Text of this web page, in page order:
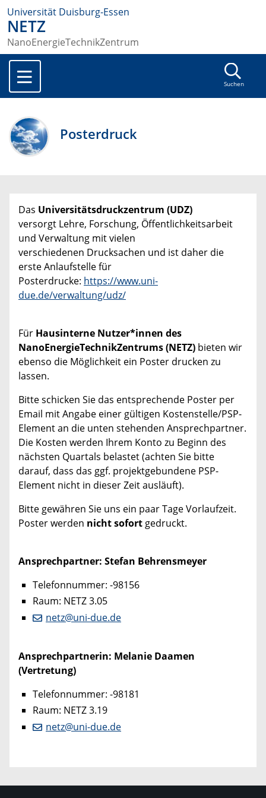
Universität Duisburg-Essen
NETZ
NanoEnergieTechnikZentrum
Suchen
Posterdruck
Das Universitätsdruckzentrum (UDZ)
versorgt Lehre, Forschung, Öffentlichkeitsarbeit
und Verwaltung mit vielen
verschiedenen Drucksachen und ist daher die
erste Anlaufstelle für
Posterdrucke: https://www.uni-
due.de/verwaltung/udz/
Für Hausinterne Nutzer*innen des
NanoEnergieTechnikZentrums (NETZ) bieten wir
ebenso die Möglichkeit ein Poster drucken zu
lassen.
Bitte schicken Sie das entsprechende Poster per
Email mit Angabe einer gültigen Kostenstelle/PSP-
Element an die unten stehenden Ansprechpartner.
Die Kosten werden Ihrem Konto zu Beginn des
nächsten Quartals belastet (achten Sie bitte
darauf, dass das ggf. projektgebundene PSP-
Element nicht in dieser Zeit ausläuft).
Bitte gewähren Sie uns ein paar Tage Vorlaufzeit.
Poster werden nicht sofort gedruckt.
Ansprechpartner: Stefan Behrensmeyer
Telefonnummer: -98156
Raum: NETZ 3.05
netz@uni-due.de
Ansprechpartnerin: Melanie Daamen
(Vertretung)
Telefonnummer: -98181
Raum: NETZ 3.19
netz@uni-due.de